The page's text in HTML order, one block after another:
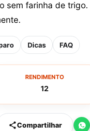
sem farinha de
Dicas FAQ
RENDIMENTO
12
Compartilhar